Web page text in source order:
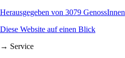
Herausgegeben von 3079 GenossInnen
Diese Website auf einen Blick
→ Service